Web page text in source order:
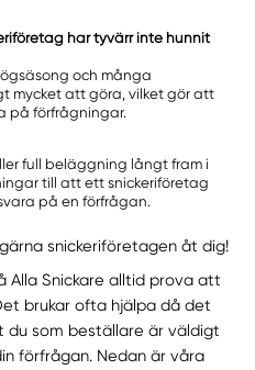
har tyvärr inte hunnit
och många
mycket att göra, vilket gör att
på förfrågningar.
full beläggning långt fram i
till att ett snickeriföretag
på en förfrågan.
snickeriföretagen åt dig!
Alla Snickare alltid prova att
brukar ofta hjälpa då det
du som beställare är väldigt
förfrågan. Nedan är våra